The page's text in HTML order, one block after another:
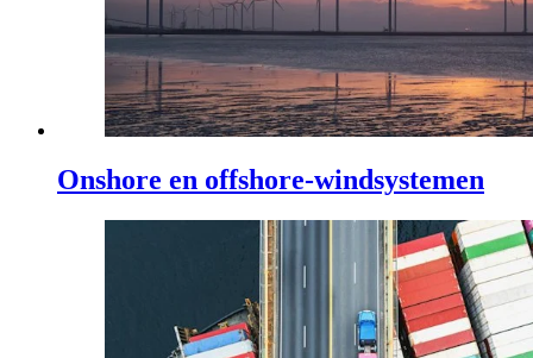
Onshore en offshore-windsystemen